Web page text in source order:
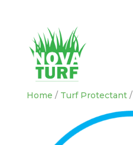
Home / Turf Protectant/